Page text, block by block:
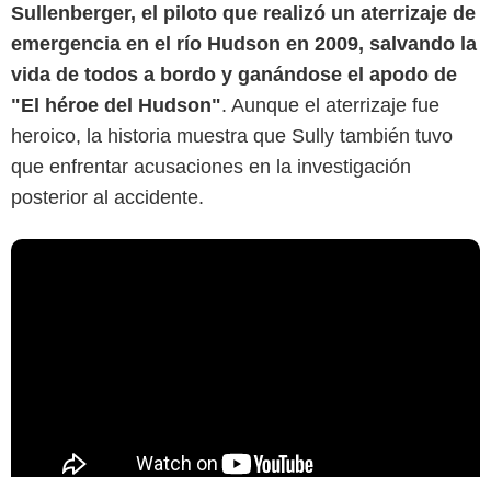
Sullenberger, el piloto que realizó un aterrizaje de
emergencia en el río Hudson en 2009, salvando la
vida de todos a bordo y ganándose el apodo de
"El héroe del Hudson". Aunque el aterrizaje fue
heroico, la historia muestra que Sully también tuvo
que enfrentar acusaciones en la investigación
posterior al accidente.